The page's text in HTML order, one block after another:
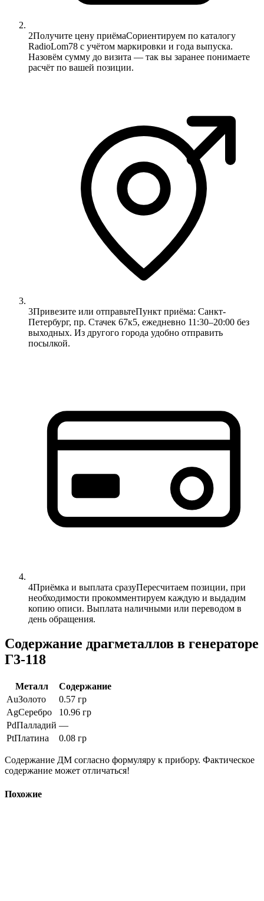
2Получите цену приёмаСориентируем по каталогу
RadioLom78 с учётом маркировки и года выпуска.
Назовём сумму до визита — так вы заранее понимаете
расчёт по вашей позиции.
3Привезите или отправьтеПункт приёма: Санкт-
Петербург, пр. Стачек 67к5, ежедневно 11:30–20:00 без
выходных. Из другого города удобно отправить
посылкой.
4Приёмка и выплата сразуПересчитаем позиции, при
необходимости прокомментируем каждую и выдадим
копию описи. Выплата наличными или переводом в
день обращения.
Содержание драгметаллов в генераторе
Г3-118
Металл
Содержание
AuЗолото
0.57 гр
AgСеребро
10.96 гр
PdПалладий —
PtПлатина 0.08 гр
Содержание ДМ согласно формуляру к прибору. Фактическое
содержание может отличаться!
Похожие